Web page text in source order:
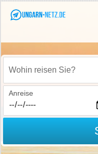
Wohin reisen Sie?
Anreise